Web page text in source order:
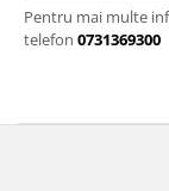
Clăpari sh
Bețe
Bețe sh copii
Pentru mai multe
telefon 0731369300